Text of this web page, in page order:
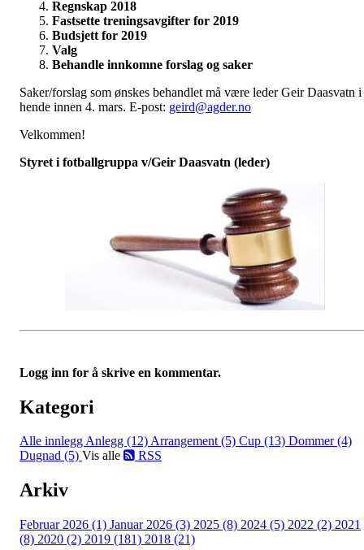
Regnskap 2018
Fastsette treningsavgifter for 2019
Budsjett for 2019
Valg
Behandle innkomne forslag og saker
Saker/forslag som ønskes behandlet må være leder Geir Daasvatn i
hende innen 4. mars. E-post: geird@agder.no
Velkommen!
Styret i fotballgruppa v/Geir Daasvatn (leder)
Logg inn for å skrive en kommentar.
Kategori
Alle innleggAnlegg (12)Arrangement (5) Cup (13) Dommer (4)
Dugnad (5) Vis alle RSS
Arkiv
Februar 2026 (1) Januar 2026 (3) 2025 (8) 2024 (5) 2022 (2) 2021
(8) 2020 (2) 2019 (181) 2018 (21)